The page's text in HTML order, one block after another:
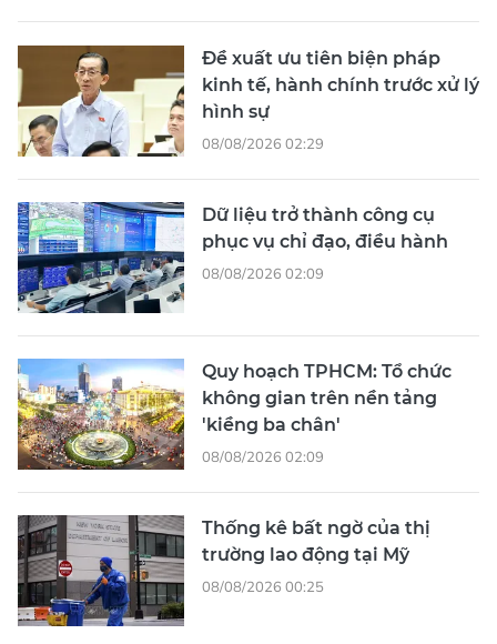
Đề xuất ưu tiên biện pháp
kinh tế, hành chính trước xử lý
hình sự
08/08/2026 02:29
Dữ liệu trở thành công cụ
phục vụ chỉ đạo, điều hành
08/08/2026 02:09
Quy hoạch TPHCM: Tổ chức
không gian trên nền tảng
'kiềng ba chân'
08/08/2026 02:09
Thống kê bất ngờ của thị
trường lao động tại Mỹ
08/08/2026 00:25